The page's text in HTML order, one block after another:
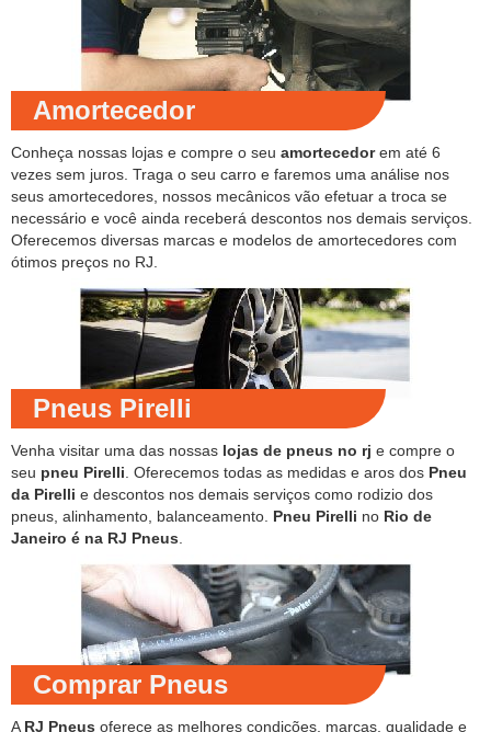
Amortecedor
Conheça nossas lojas e compre o seu amortecedorem até 6
vezes sem juros. Traga o seu carro e faremos uma análise nos
seus amortecedores, nossos mecânicos vão efetuar a troca se
necessário e você ainda receberá descontos nos demais serviços.
Oferecemos diversas marcas e modelos de amortecedores com
ótimos preços no RJ.
Pneus Pirelli
Venha visitar uma das nossas lojas de pneus no rj e compre o
seu pneu Pirelli . Oferecemos todas as medidas e aros dos Pneu
da Pirelli e descontos nos demais serviços como rodizio dos
pneus, alinhamento, balanceamento. Pneu Pirelli no Rio de
Janeiro é na RJ Pneus
Comprar Pneus
A RJ Pneus oferece as melhores condições, marcas, qualidade e